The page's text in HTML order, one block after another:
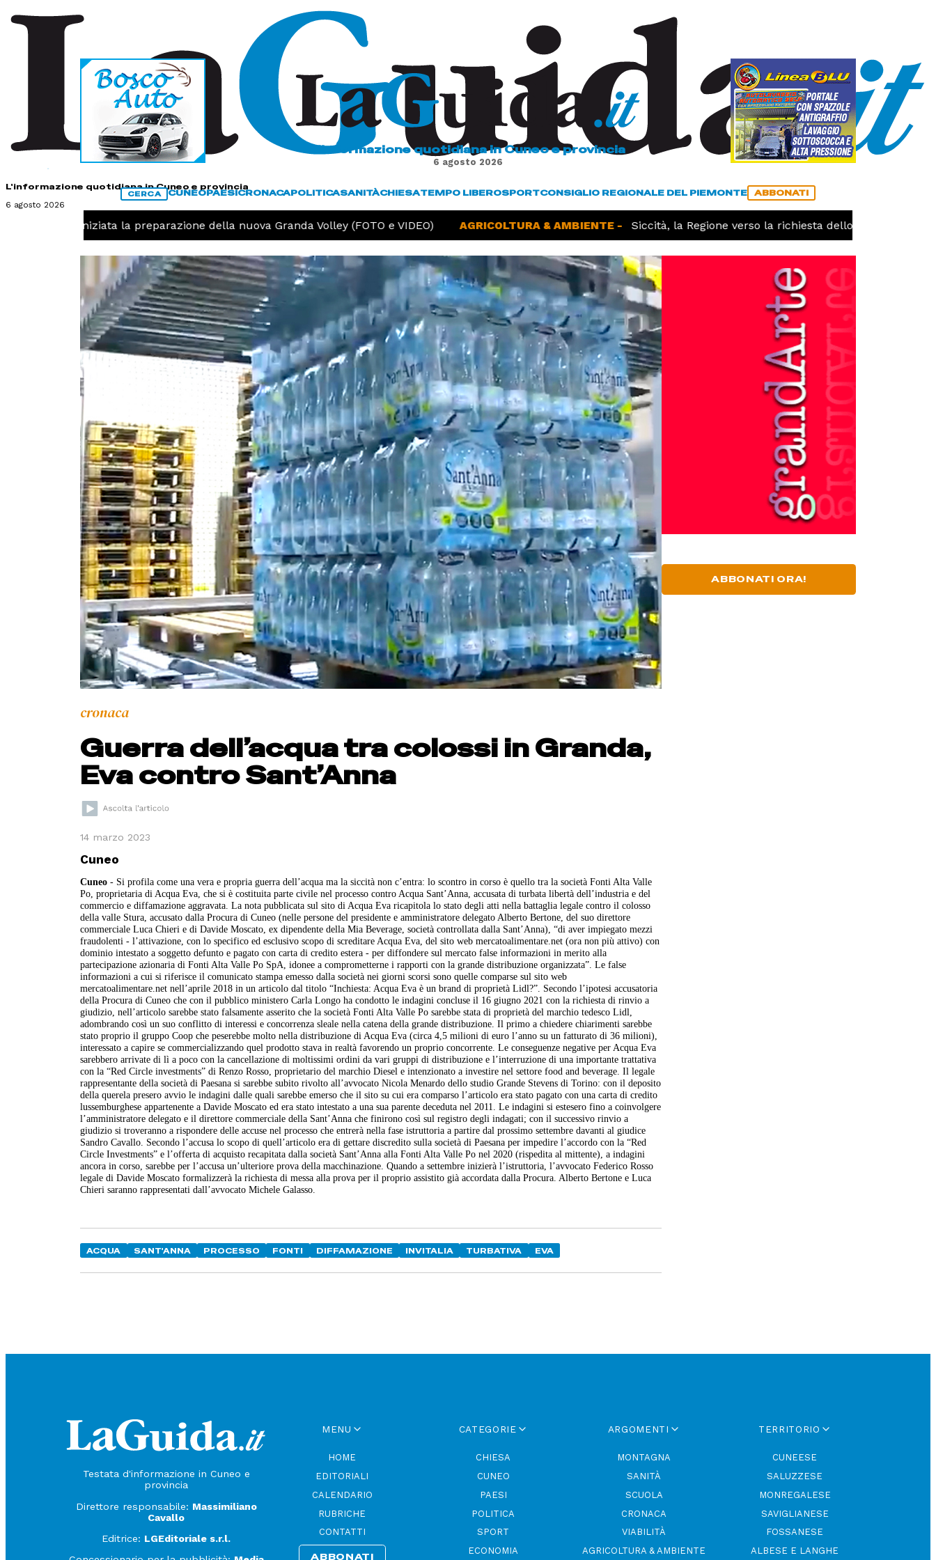
L'informazione quotidiana in Cuneo e provincia
6 agosto 2026
L'informazione quotidiana in Cuneo e provincia
6 agosto 2026
CERCA CUNEOPAESICRONACAPOLITICASANITÀCHIESATEMPO LIBEROSPORTCONSIGLIO REGIONALE DEL PIEMONTE ABBONATI
Pallavolo, iniziata la preparazione della nuova Granda Volley (FOTO e VIDEO) AGRICOLTURA & AMBIENTE - Siccità, la Regione verso la richiesta dello stato di calamità
cronaca
Guerra dell’acqua tra colossi in Granda,
Eva contro Sant’Anna
14 marzo 2023
Cuneo
Cuneo - Si profila come una vera e propria guerra dell’acqua ma la siccità non c’entra: lo scontro in corso è quello tra la società Fonti Alta Valle
Po, proprietaria di Acqua Eva, che si è costituita parte civile nel processo contro Acqua Sant’Anna, accusata di turbata libertà dell’industria e del
commercio e diffamazione aggravata. La nota pubblicata sul sito di Acqua Eva ricapitola lo stato degli atti nella battaglia legale contro il colosso
della valle Stura, accusato dalla Procura di Cuneo (nelle persone del presidente e amministratore delegato Alberto Bertone, del suo direttore
commerciale Luca Chieri e di Davide Moscato, ex dipendente della Mia Beverage, società controllata dalla Sant’Anna), “di aver impiegato mezzi
fraudolenti - l’attivazione, con lo specifico ed esclusivo scopo di screditare Acqua Eva, del sito webmercatoalimentare.net (ora non più attivo) con
dominio intestato a soggetto defunto e pagato con carta di credito estera - per diffondere sul mercato false informazioni in merito alla
partecipazione azionaria di Fonti Alta Valle Po SpA, idonee a comprometterne i rapporti con la grande distribuzione organizzata”.Le false
informazioni a cui si riferisce il comunicato stampa emesso dalla società nei giorni scorsi sono quelle comparse sul sito web
mercatoalimentare.net nell’aprile 2018 in un articolo dal titolo “Inchiesta: Acqua Eva è un brand di proprietà Lidl?”. Secondo l’ipotesi accusatoria
della Procura di Cuneo che con il pubblico ministero Carla Longo ha condotto le indagini concluse il 16 giugno 2021 con la richiesta di rinvio a
giudizio, nell’articolo sarebbe stato falsamente asserito che la società Fonti Alta Valle Po sarebbe stata di proprietà del marchio tedesco Lidl,
adombrando così un suo conflitto di interessi e concorrenza sleale nella catena della grande distribuzione. Il primo a chiedere chiarimenti sarebbe
stato proprio il gruppo Coop che peserebbe molto nella distribuzione di Acqua Eva (circa 4,5 milioni di euro l’anno su un fatturato di 36 milioni),
interessato a capire se commercializzando quel prodotto stava in realtà favorendo un proprio concorrente. Le conseguenze negative per Acqua Eva
sarebbero arrivate di lì a poco con la cancellazione di moltissimi ordini da vari gruppi di distribuzione e l’interruzione di una importante trattativa
con la “Red Circle investments” di Renzo Rosso, proprietario del marchio Diesel e intenzionato a investire nel settore food and beverage.Il legale
rappresentante della società di Paesana si sarebbe subito rivolto all’avvocato Nicola Menardo dello studio Grande Stevens di Torino: con il deposito
della querela presero avvio le indagini dalle quali sarebbe emerso che il sito su cui era comparso l’articolo era stato pagato con una carta di credito
lussemburghese appartenente a Davide Moscato ed era stato intestato a una sua parente deceduta nel 2011. Le indagini si estesero fino a coinvolgere
l’amministratore delegato e il direttore commerciale della Sant’Anna che finirono così sul registro degli indagati; con il successivo rinvio a
giudizio si troveranno a rispondere delle accuse nel processo che entrerà nella fase istruttoria a partire dal prossimo settembre davanti al giudice
Sandro Cavallo. Secondo l’accusa lo scopo di quell’articolo era di gettare discredito sulla società di Paesana per impedire l’accordo con la “Red
Circle Investments” e l’offerta di acquisto recapitata dalla società Sant’Anna alla Fonti Alta Valle Po nel 2020 (rispedita al mittente), a indagini
ancora in corso, sarebbe per l’accusa un’ulteriore prova della macchinazione. Quando a settembre inizierà l’istruttoria, l’avvocato Federico Rosso
legale di Davide Moscato formalizzerà la richiesta di messa alla prova per il proprio assistito già accordata dalla Procura. Alberto Bertone e Luca
Chieri saranno rappresentati dall’avvocato Michele Galasso.
ACQUA SANT'ANNA PROCESSO FONTI DIFFAMAZIONE INVITALIA TURBATIVA EVA
ABBONATI ORA!
Testata d'informazione in Cuneo e
provincia
Direttore responsabile: Massimiliano
Cavallo
Editrice: LGEditoriale s.r.l.
MENU
HOME
EDITORIALI
CALENDARIO
RUBRICHE
CONTATTI
ABBONATI
CATEGORIE
CHIESA
CUNEO
PAESI
POLITICA
SPORT
ECONOMIA
ARGOMENTI
MONTAGNA
SANITÀ
SCUOLA
CRONACA
VIABILITÀ
AGRICOLTURA & AMBIENTE
TERRITORIO
CUNEESE
SALUZZESE
MONREGALESE
SAVIGLIANESE
FOSSANESE
ALBESE E LANGHE